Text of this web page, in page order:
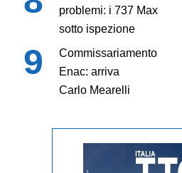
problemi: i 737 Max
sotto ispezione
Commissariamento
Enac: arriva
Carlo Mearelli